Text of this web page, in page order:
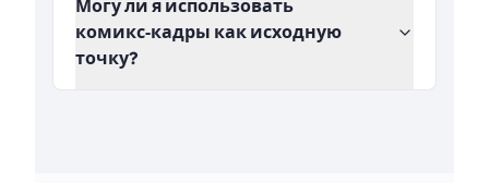
Могу ли я использовать
комикс‑кадры как исходную
точку?